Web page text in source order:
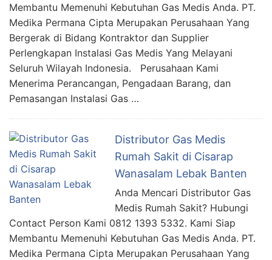
Membantu Memenuhi Kebutuhan Gas Medis Anda. PT.
Medika Permana Cipta Merupakan Perusahaan Yang
Bergerak di Bidang Kontraktor dan Supplier
Perlengkapan Instalasi Gas Medis Yang Melayani
Seluruh Wilayah Indonesia. Perusahaan Kami
Menerima Perancangan, Pengadaan Barang, dan
Pemasangan Instalasi Gas …
Distributor Gas Medis
Rumah Sakit di Cisarap
Wanasalam Lebak Banten
Anda Mencari Distributor Gas
Medis Rumah Sakit? Hubungi
Contact Person Kami 0812 1393 5332. Kami Siap
Membantu Memenuhi Kebutuhan Gas Medis Anda. PT.
Medika Permana Cipta Merupakan Perusahaan Yang